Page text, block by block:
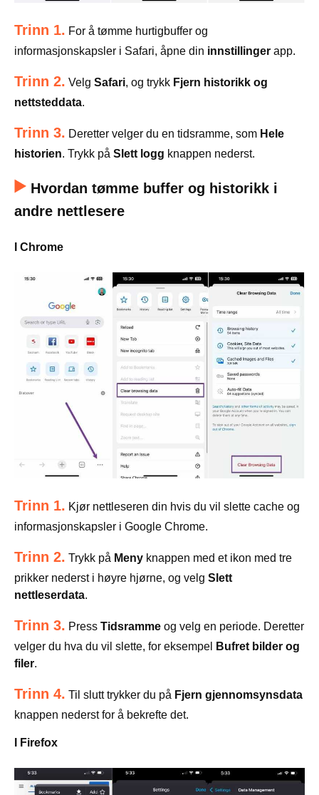
Trinn 1. For å tømme hurtigbuffer og
informasjonskapsler i Safari, åpne din innstillinger app.
Trinn 2. Velg Safari, og trykk Fjern historikk og
nettsteddata.
Trinn 3. Deretter velger du en tidsramme, som Hele
historien. Trykk på Slett logg knappen nederst.
Hvordan tømme buffer og historikk i
andre nettlesere
I Chrome
Trinn 1. Kjør nettleseren din hvis du vil slette cache og
informasjonskapsler i Google Chrome.
Trinn 2. Trykk på Meny knappen med et ikon med tre
prikker nederst i høyre hjørne, og velg Slett
nettleserdata.
Trinn 3. Press Tidsramme og velg en periode. Deretter
velger du hva du vil slette, for eksempel
Bufret bilder og
filer.
Trinn 4. Til slutt trykker du på Fjern gjennomsynsdata
knappen nederst for å bekrefte det.
I Firefox